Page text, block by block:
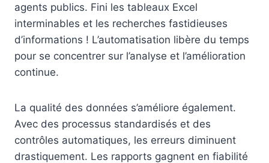
agents publics. Fini les tableaux Excel
interminables et les recherches fastidieuses
d’informations ! L’automatisation libère du temps
pour se concentrer sur l’analyse et l’amélioration
continue.
La qualité des données s’améliore également.
Avec des processus standardisés et des
contrôles automatiques, les erreurs diminuent
drastiquement. Les rapports gagnent en fiabilité